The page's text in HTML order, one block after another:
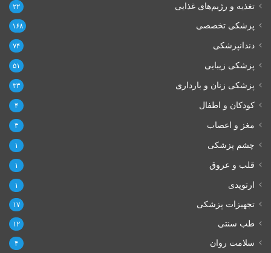
تغذیه و رژیم‌های غذایی ۲۲
پزشکی تخصصی ۱۶۸
دندانپزشکی ۷۴
پزشکی زیبایی ۵۱
پزشکی زنان و بارداری ۳۳
کودکان و اطفال ۴
مغز و اعصاب ۳
چشم پزشکی ۱
قلب و عروق ۱
ارتوپدی ۱
تجهیزات پزشکی ۱۷
طب سنتی ۱۲
سلامت روان ۴